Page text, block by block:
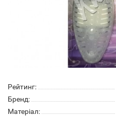
Рейтинг:
Бренд:
Матеріал: